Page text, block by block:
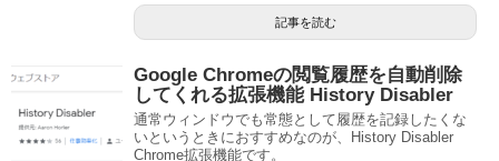
記事を読む
Google Chromeの閲覧履歴を自動削除
してくれる拡張機能 History Disabler
通常ウィンドウでも常態として履歴を記録したくな
いというときにおすすめなのが、History Disabler
Chrome拡張機能です。